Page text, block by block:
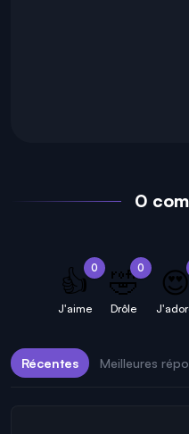
0
0
👍
J'aime
0
🤣
Drôle
😍
Récentes Meilleures